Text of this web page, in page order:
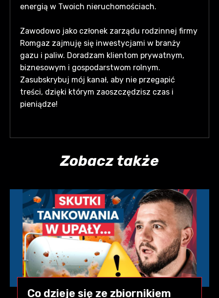
energią w Twoich nieruchomościach.
Zawodowo jako członek zarządu rodzinnej firmy
Romgaz zajmuję się inwestycjami w branży
gazu i paliw. Doradzam klientom prywatnym,
biznesowym i gospodarstwom rolnym.
Zasubskrybuj mój kanał, aby nie przegapić
treści, dzięki którym zaoszczędzisz czas i
pieniądze!
Zobacz także
Co dzieje się ze zbiornikiem